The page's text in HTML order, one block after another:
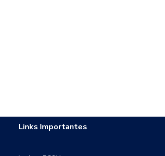
Links Importantes